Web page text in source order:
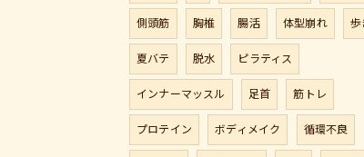
側頭筋 胸椎 腸活 体型崩れ 歩
夏バテ 脱水 ピラティス
インナーマッスル 足首 筋トレ
プロテイン ボディメイク 循環不良